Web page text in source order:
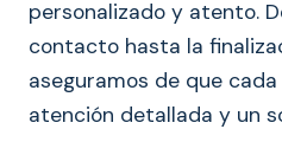
personalizado y atento.
contacto hasta la
aseguramos de que
atención detallada y un